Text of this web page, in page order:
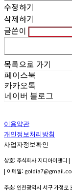
수정하기
삭제하기
글쓴이
목록으로 가기
페이스북
카카오톡
네이버 블로그
이용약관
개인정보처리방침
사업자정보확인
상호: 주식회사 지디아이앤디
| 이메일:
주소: 인천광역시 서구 가정